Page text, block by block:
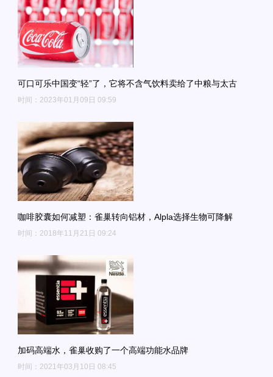
可口可乐中国变“轻”了，它将不含气饮料卖给了中粮与太古
时间：2023年01月09日 09:59
咖啡胶囊如何减塑：雀巢转向铝材，Alpla选择生物可降解
时间：2018年11月21日 09:24
加码高端水，雀巢收购了一个高端功能水品牌
时间：2021年03月10日 08:45